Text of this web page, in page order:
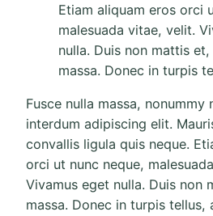
Etiam aliquam eros orci
malesuada vitae, velit.
nulla. Duis non mattis
massa. Donec in turpis
Fusce nulla massa, nonummy
interdum adipiscing elit.
convallis ligula quis neque.
orci ut nunc neque,
Vivamus eget nulla. Duis non
massa. Donec in turpis tellus,